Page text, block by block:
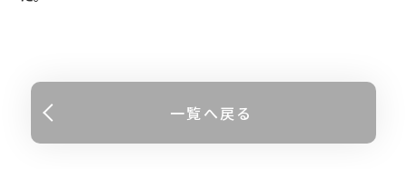
一覧へ戻る